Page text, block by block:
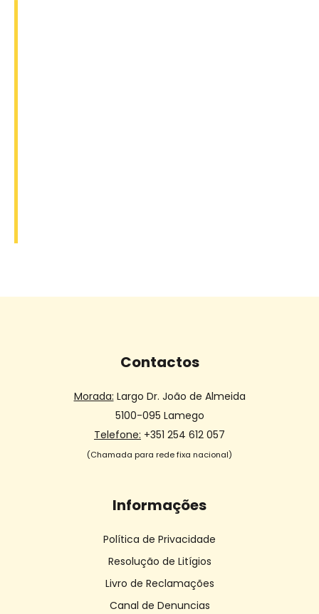
Contactos
Morada: Largo Dr. João de Almeida
5100-095 Lamego
Telefone: +351 254 612 057
(Chamada para rede fixa nacional)
Informações
Política de Privacidade
Resolução de Litígios
Livro de Reclamações
Canal de Denuncias